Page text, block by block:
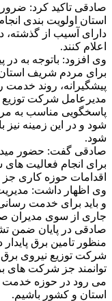
صادقی تاکید کرد:
استان اولویت بندی
دارای آسیب از گذشته،
اعلام کنند.
وی افزود: باتوجه به
برای مردم شریف استان
پیشگیرانه، روند خدمت
مدیرعامل شرکت توزیع
پاسخگویی مناسب به
شود و در این زمینه نیز
شود.
صادقی گفت: حضور
برای انجام فعالیت
اقدامات حوزه کاری
وی اظهار داشت:
و باید برای خدمت
جاری از سوی مدیران
صادقی در پایان ضمن
منظور تامین برق
شرکت توزیع نیروی برق
توانمند جز شرکت های
می رود در حوزه خدمت
استان و کشور باشیم.